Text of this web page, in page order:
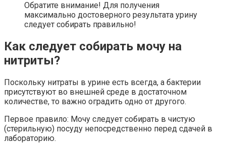
Обратите внимание! Для получения
максимально достоверного результата урину
следует собирать правильно!
Как следует собирать мочу на
нитриты?
Поскольку нитраты в урине есть всегда, а бактерии
присутствуют во внешней среде в достаточном
количестве, то важно оградить одно от другого.
Первое правило: Мочу следует собирать в чистую
(стерильную) посуду непосредственно перед сдачей в
лабораторию.